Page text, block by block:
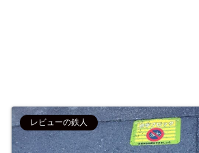
レビューの鉄人